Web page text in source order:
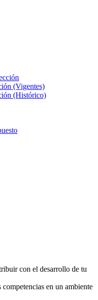
(Vigentes)
(Histórico)
con el desarrollo de tu
en un ambiente